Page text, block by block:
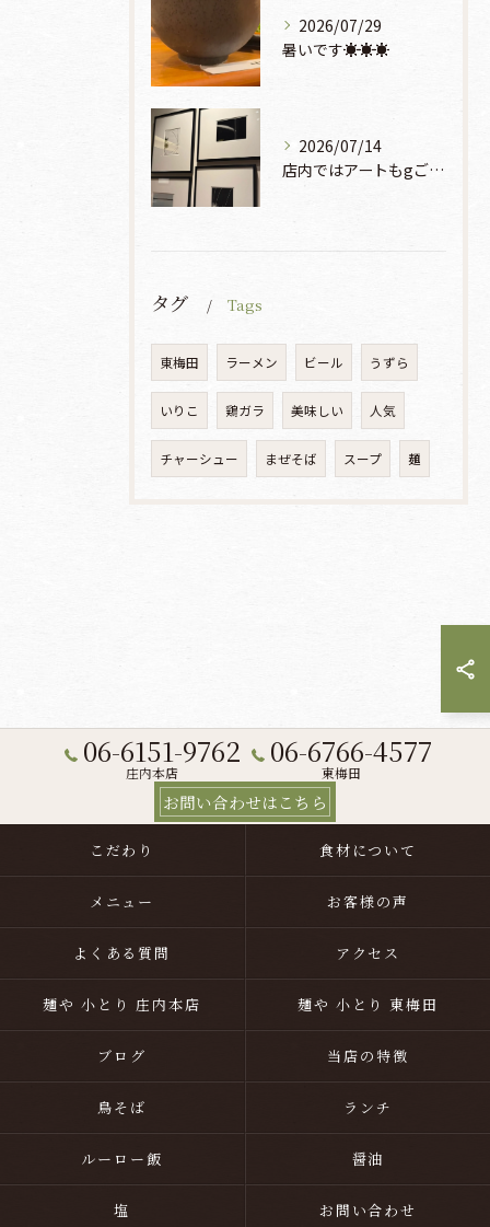
2026/07/29
暑いです☀️☀️☀️
2026/07/14
店内ではアートもgご鑑賞いただけます♡♡♡
タグ Tags
東梅田 ラーメン ビール うずら
いりこ 鶏ガラ 美味しい 人気
チャーシュー まぜそば スープ 麺
06-6151-9762
庄内本店
06-6766-4577
東梅田
お問い合わせはこちら
こだわり 食材について
メニュー お客様の声
よくある質問 アクセス
麺や 小とり 庄内本店 麺や 小とり 東梅田
ブログ 当店の特徴
鳥そば ランチ
ルーロー飯 醤油
塩 お問い合わせ